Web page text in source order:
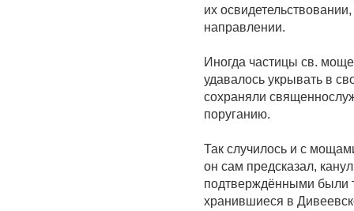
их
направлении.
Иногда частицы св.
удавалось укрывать в
сохраняли
поруганию.
Так случилось и с
он сам предсказал,
подтверждёнными были
хранившиеся в